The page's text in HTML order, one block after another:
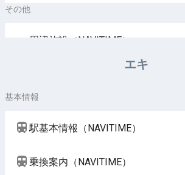
その他
周辺施設（NAVITIME）
エキ
基本情報
駅基本情報（NAVITIME）
乗換案内（NAVITIME）